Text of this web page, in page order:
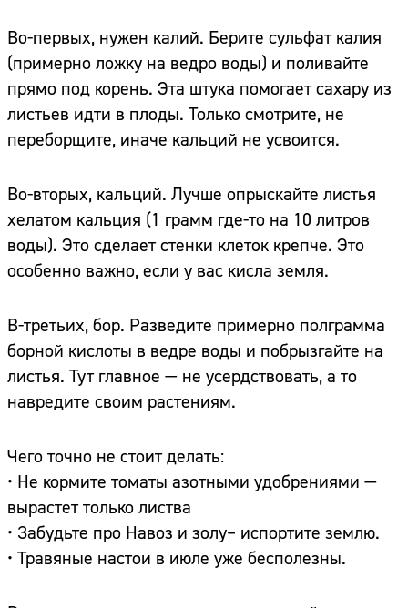
Во-первых, нужен калий. Берите сульфат калия
(примерно ложку на ведро воды) и поливайте
прямо под корень. Эта штука помогает сахару из
листьев идти в плоды. Только смотрите, не
переборщите, иначе кальций не усвоится.
Во-вторых, кальций. Лучше опрыскайте листья
хелатом кальция (1 грамм где-то на 10 литров
воды). Это сделает стенки клеток крепче. Это
особенно важно, если у вас кисла земля.
В-третьих, бор. Разведите примерно полграмма
борной кислоты в ведре воды и побрызгайте на
листья. Тут главное — не усердствовать, а то
навредите своим растениям.
Чего точно не стоит делать:
• Не кормите томаты азотными удобрениями —
вырастет только листва
• Забудьте про Навоз и золу– испортите землю.
• Травяные настои в июле уже бесполезны.